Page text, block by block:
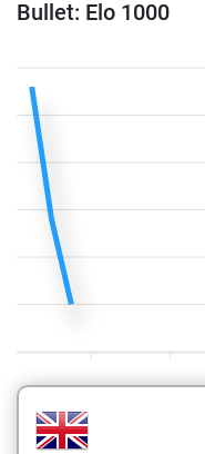
Bullet: Elo 1000